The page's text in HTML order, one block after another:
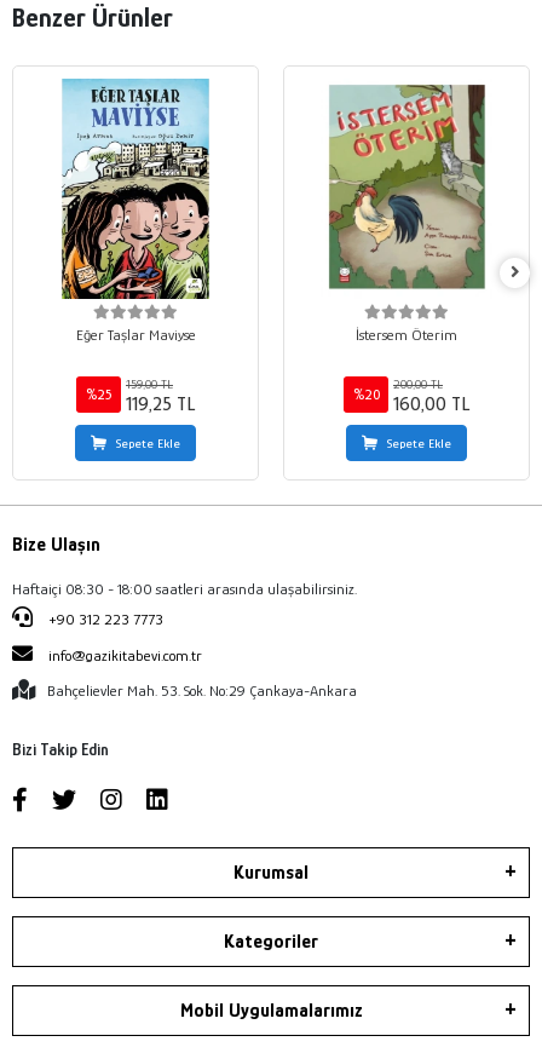
Benzer Ürünler
Eğer Taşlar Maviyse
%25
159,00 TL
119,25 TL
Sepete Ekle
İstersem Öterim
%20
200,00 TL
160,00 TL
Sepete Ekle
Bize Ulaşın
Haftaiçi 08:30 - 18:00 saatleri arasında ulaşabilirsiniz.
+90 312 223 7773
info@gazikitabevi.com.tr
Bahçelievler Mah. 53. Sok. No:29 Çankaya-Ankara
Bizi Takip Edin
Kurumsal
Kategoriler
Mobil Uygulamalarımız